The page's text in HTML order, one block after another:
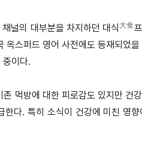
널의 대부분을 차지하던 대식 大食
옥스퍼드 영어 사전에도 등재되었
중이다.
먹방에 대한 피로감도 있지만 건
다. 특히 소식이 건강에 미친 영